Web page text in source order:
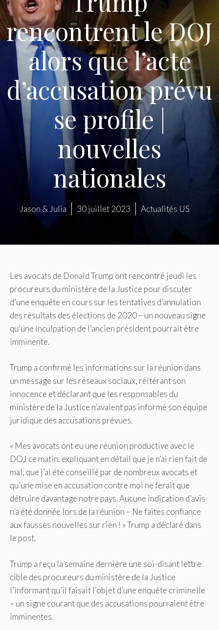
rencontrent le DOJ
alors que l’acte
d’accusation prévu
se profile |
nouvelles
nationales
Jason & Julia 30 juillet 2023 Actualités US
Les avocats de Donald Trump ont rencontré jeudi les
procureurs du ministère de la Justice pour discuter
d’une enquête en cours sur les tentatives d’annulation
des résultats des élections de 2020 – un nouveau signe
qu’une inculpation de l’ancien président pourrait être
imminente.
Trump a confirmé les informations sur la réunion dans
un message sur les réseaux sociaux, réitérant son
innocence et déclarant que les responsables du
ministère de la Justice n’avaient pas informé son équipe
juridique des accusations prévues.
« Mes avocats ont eu une réunion productive avec le
DOJ ce matin, expliquant en détail que je n’ai rien fait de
mal, que j’ai été conseillé par de nombreux avocats et
qu’une mise en accusation contre moi ne ferait que
détruire davantage notre pays. Aucune indication d’avis
n’a été donnée lors de la réunion – Ne faites confiance
aux fausses nouvelles sur rien ! » Trump a déclaré dans
le post.
Trump a reçu la semaine dernière une soi-disant lettre
cible des procureurs du ministère de la Justice
l’informant qu’il faisait l’objet d’une enquête criminelle
– un signe courant que des accusations pourraient être
imminentes.